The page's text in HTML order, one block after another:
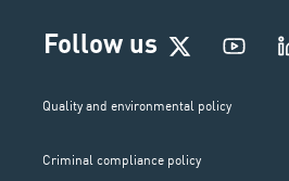
Follow us
Quality and environmental policy
Criminal compliance policy